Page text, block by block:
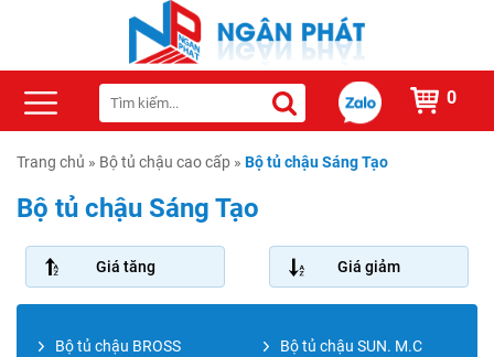
0
Trang chủ » Bộ tủ chậu cao cấp » Bộ tủ chậu Sáng Tạo
Bộ tủ chậu Sáng Tạo
Giá tăng Giá giảm
Bộ tủ chậu BROSS Bộ tủ chậu SUN. M.C